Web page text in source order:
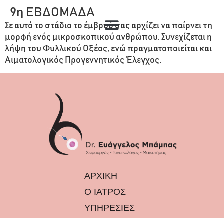
9η ΕΒΔΟΜΑΔΑ
Σε αυτό το στάδιο το έμβρυό σας αρχίζει να παίρνει τη
μορφή ενός μικροσκοπικού ανθρώπου. Συνεχίζεται η
λήψη του Φυλλικού Οξέος, ενώ πραγματοποιείται και
Αιματολογικός Προγεννητικός Έλεγχος.
ΑΡΧΙΚΗ
Ο ΙΑΤΡΟΣ
ΥΠΗΡΕΣΙΕΣ